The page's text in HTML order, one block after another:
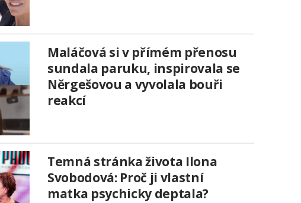
Maláčová si v přímém přenosu
sundala paruku, inspirovala se
Něrgešovou a vyvolala bouři
reakcí
Temná stránka života Ilona
Svobodová: Proč ji vlastní
matka psychicky deptala?